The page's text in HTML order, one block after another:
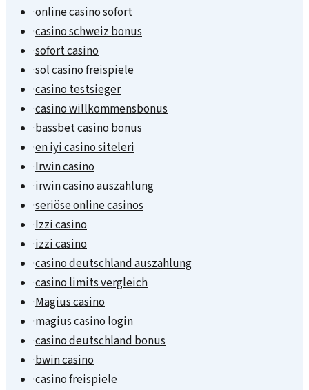
·online casino sofort
·casino schweiz bonus
·sofort casino
·sol casino freispiele
·casino testsieger
·casino willkommensbonus
·bassbet casino bonus
·en iyi casino siteleri
·Irwin casino
·irwin casino auszahlung
·seriöse online casinos
·Izzi casino
·izzi casino
·casino deutschland auszahlung
·casino limits vergleich
·Magius casino
·magius casino login
·casino deutschland bonus
·bwin casino
·casino freispiele